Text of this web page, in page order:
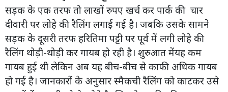
सड़क के एक तरफ तो लाखों रुपए खर्च कर पार्क की चार
दीवारी पर लोहे की रैलिंग लगाई गई है। जबकि उसके सामने
सड़क के दूसरी तरफ हरितिमा पट्टी पर पूर्व में लगी लोहे की
रैलिंग थोड़ी-थोड़ी कर गायब हो रही है। शुरुआत मेंयह कम
गायब हुई थी लेकिन अब यह बीच-बीच से काफी अधिक गायब
हो गई है। जानकारों के अनुसार स्मैकची रैलिंग को काटकर उसे